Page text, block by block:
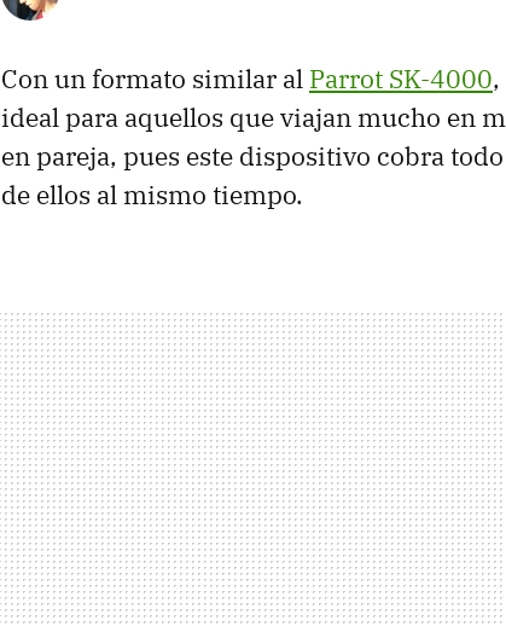
Con un formato similar al Parrot SK-4000
ideal para aquellos que viajan mucho en
en pareja, pues este dispositivo cobra
de ellos al mismo tiempo.